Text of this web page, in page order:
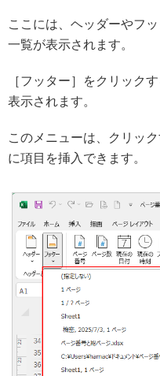
ここには、ヘッダーやフ
一覧が表示されます。
［フッター］をクリック
表示されます。
このメニューは、クリッ
に項目を挿入できます。